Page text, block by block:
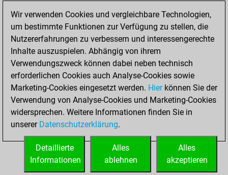
Matt auf vollem Brett
0
Bauer setzt Matt
0
Erstickte Matts
Unterverwandlungen
Türme auf der siebten
0
STARTSEITE
Wir verwenden Cookies und vergleichbare Technologien,
um bestimmte Funktionen zur Verfügung zu stellen, die
Nutzererfahrungen zu verbessern und interessengerechte
Inhalte auszuspielen. Abhängig von ihrem
Verwendungszweck können dabei neben technisch
erforderlichen Cookies auch Analyse-Cookies sowie
Marketing-Cookies eingesetzt werden. Hierkönnen Sie der
Verwendung von Analyse-Cookies und Marketing-Cookies
widersprechen. Weitere Informationen finden Sie in
unserer Datenschutzerklärung.
Alles
akzeptieren
Alles
ablehnen
Detaillierte
Informationen